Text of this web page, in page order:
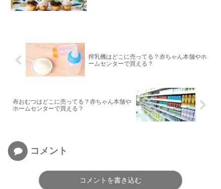
搾乳機はどこに売ってる？赤ちゃん本舗やホ
ームセンターで買える？
布おむつはどこに売ってる？赤ちゃん本舗や
ホームセンターで買える？
コメント
コメントを書き込む